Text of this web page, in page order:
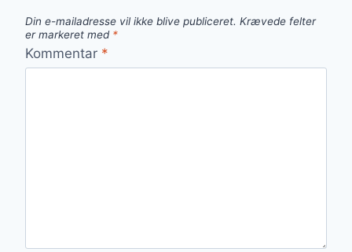
Din e-mailadresse vil ikke blive publiceret. Krævede felter
er markeret med *
Kommentar *